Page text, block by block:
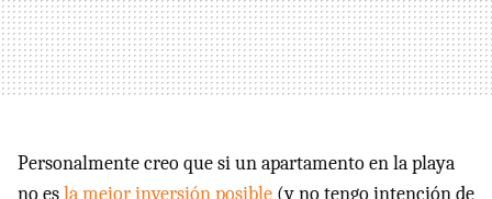
Personalmente creo que si un apartamento en la playa
no esla mejor inversión posible (y no tengo intención de